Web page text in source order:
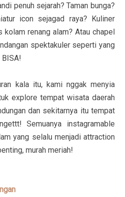
penuh sejarah? Taman bunga?
icon sejagad raya? Kuliner
kolam renang alam? Atau chapel
spektakuler seperti yang
BISA!
kala itu, kami nggak menyia
explore tempat wisata daerah
dan sekitarnya itu tempat
Semuanya instagramable
yang selalu menjadi attraction
murah meriah!